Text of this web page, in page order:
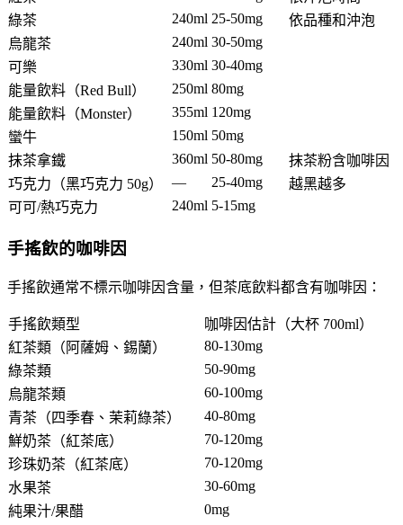
綠茶
240ml 25-50mg
依品種和沖泡
烏龍茶
240ml 30-50mg
可樂
330ml 30-40mg
能量飲料（Red Bull）
250ml 80mg
能量飲料（Monster）
355ml 120mg
蠻牛
150ml 50mg
抹茶拿鐵
360ml 50-80mg
抹茶粉含咖啡因
巧克力（黑巧克力 50g）
— 25-40mg
越黑越多
可可/熱巧克力
240ml 5-15mg
手搖飲的咖啡因
手搖飲通常不標示咖啡因含量，但茶底飲料都含有咖啡因：
手搖飲類型
咖啡因估計（大杯 700ml）
紅茶類（阿薩姆、錫蘭）
80-130mg
綠茶類
50-90mg
烏龍茶類
60-100mg
青茶（四季春、茉莉綠茶）
40-80mg
鮮奶茶（紅茶底）
70-120mg
珍珠奶茶（紅茶底）
70-120mg
水果茶
30-60mg
純果汁/果醋
0mg